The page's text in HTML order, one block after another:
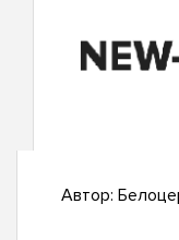
Автор: